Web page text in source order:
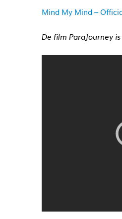
Mind My Mind –
De film ParaJourney